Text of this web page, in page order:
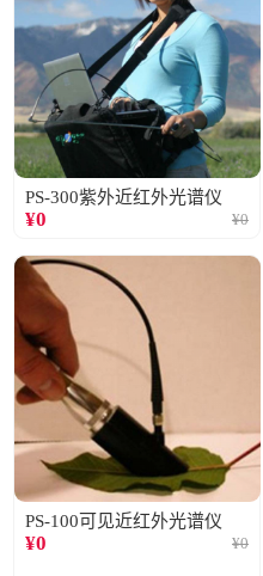
PS-300紫外近红外光谱仪
¥0 ¥0
PS-100可见近红外光谱仪
¥0 ¥0